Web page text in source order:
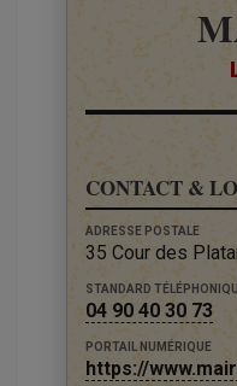
CONTACT &
ADRESSE POSTALE
35 Cour des
STANDARD
04 90 40 30 73
PORTAIL NUMÉRIQUE
https://